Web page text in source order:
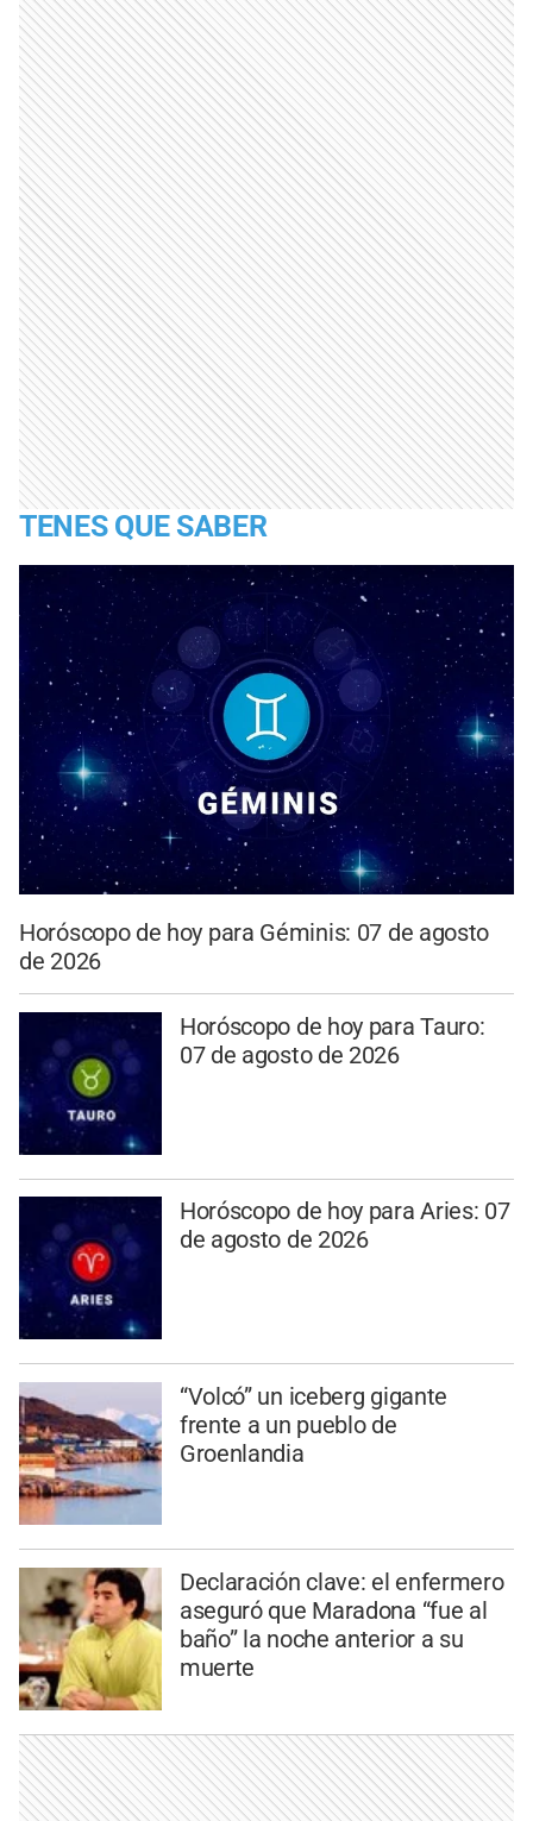
TENES QUE SABER
Horóscopo de hoy para Géminis: 07 de agosto
de 2026
Horóscopo de hoy para Tauro:
07 de agosto de 2026
Horóscopo de hoy para Aries: 07
de agosto de 2026
“Volcó” un iceberg gigante
frente a un pueblo de
Groenlandia
Declaración clave: el enfermero
aseguró que Maradona “fue al
baño” la noche anterior a su
muerte